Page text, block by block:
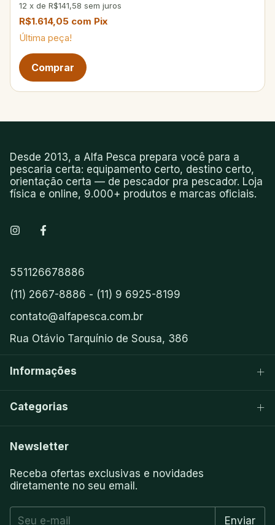
12 x de R$141,58 sem juros
R$1.614,05 com Pix
Última peça!
Desde 2013, a Alfa Pesca prepara você para a
pescaria certa: equipamento certo, destino certo,
orientação certa — de pescador pra pescador. Loja
física e online, 9.000+ produtos e marcas oficiais.
551126678886
(11) 2667-8886 - (11) 9 6925-8199
contato@alfapesca.com.br
Rua Otávio Tarquínio de Sousa, 386
Informações
Categorias
Newsletter
Receba ofertas exclusivas e novidades
diretamente no seu email.